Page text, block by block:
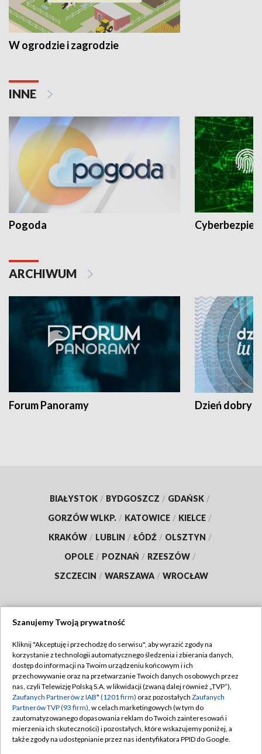
W ogrodzie i zagrodzie
INNE
Pogoda
ARCHIWUM
Forum Panoramy Dzień dobry
BIAŁYSTOK / BYDGOSZCZ / GDAŃSK /
GORZÓW WLKP. / KATOWICE / KIELCE /
KRAKÓW / LUBLIN / ŁÓDŹ / OLSZTYN /
OPOLE / POZNAŃ / RZESZÓW /
SZCZECIN / WARSZAWA / WROCŁAW
TVP
Abonament TVP
Emisja w TVP
Centrum informacji TVP
Naziemna Telewizja Cyfrowa
Regulamin TVP
Polityka prywatności
Moje zgody
Pomoc
Szanujemy Twoją prywatność
Kliknij "Akceptuję i przechodzę do serwisu", aby wyrazić zgody na
korzystanie z technologii automatycznego śledzenia i zbierania danych,
dostęp do informacji na Twoim urządzeniu końcowym i ich
przechowywanie oraz na przetwarzanie Twoich danych osobowych przez
nas, czyli Telewizję Polską S.A. w likwidacji (zwaną dalej również „TVP”),
Zaufanych Partnerów z IAB* (1201 firm) oraz pozostałych Zaufanych
Partnerów TVP (93 firm), w celach marketingowych (w tym do
zautomatyzowanego dopasowania reklam do Twoich zainteresowań i
mierzenia ich skuteczności) i pozostałych, które wskazujemy poniżej, a
także zgody na udostępnianie przez nas identyfikatora PPID do Google.